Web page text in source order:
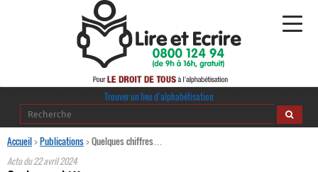
Alphabétisation
Trouver un lieu d’alphabétisation
Accueil>Publications>Quelques chiffres…
Actu du22 avril 2024